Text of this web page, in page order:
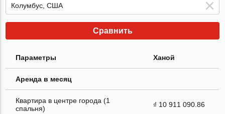
Сравнить
Параметры Ханой
Аренда в месяц
Квартира в центре города (1
спальня)
₫ 10 911 090.86